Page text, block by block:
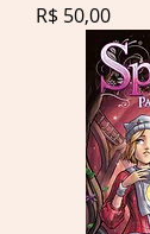
Preço
R$ 50,00